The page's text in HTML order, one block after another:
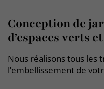
Conception de
d’espaces verts
Nous réalisons tous les
l’embellissement de